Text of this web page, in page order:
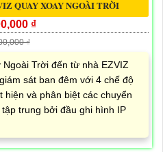
QUAY XOAY NGOÀI TRỜI
₫
₫
Trời đến từ nhà EZVIZ
sát ban đêm với 4 chế độ
hiện và phân biệt các chuyển
trung bởi đầu ghi hình IP